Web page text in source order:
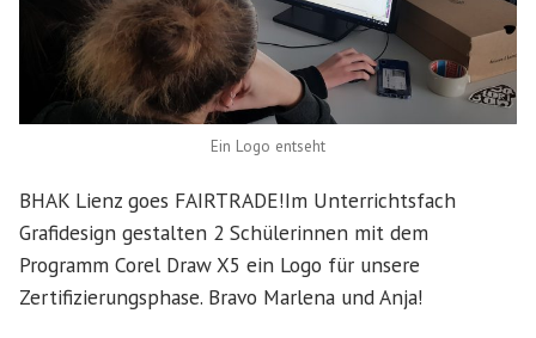
Ein Logo entseht
BHAK Lienz goes FAIRTRADE!Im Unterrichtsfach
Grafidesign gestalten 2 Schülerinnen mit dem
Programm Corel Draw X5 ein Logo für unsere
Zertifizierungsphase. Bravo Marlena und Anja!